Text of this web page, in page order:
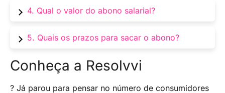
Consulte o site da Caixa (PIS) ou Banco do
4. Qual o valor do abono salarial?
Varia de acordo com o tempo de serviço no
5. Quais os prazos para sacar o abono?
Consulte o calendário de pagamento anual
presente neste artigo.
Conheça a Resolvvi
? Já parou para pensar no número de consumidores